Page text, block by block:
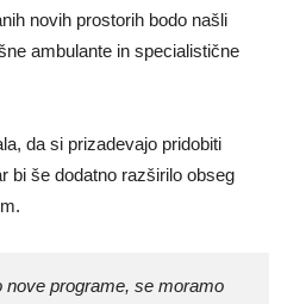
novih prostorih bodo našli
ambulante in specialistične
da si prizadevajo pridobiti
bi še dodatno razširilo obseg
nove programe, se moramo